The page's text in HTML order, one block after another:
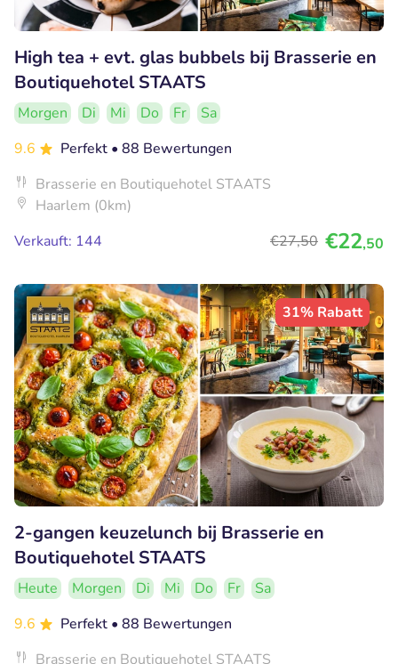
High tea + evt. glas bubbels bij Brasserie en
Boutiquehotel STAATS
Morgen Di Mi Do Fr
Sa
9.6
Perfekt • 88 Bewertungen
Brasserie en Boutiquehotel STAATS
Haarlem (0km)
Verkauft: 144
€27,50 €22,50
31% Rabatt
2-gangen keuzelunch bij Brasserie en
Boutiquehotel STAATS
Heute Morgen Di Mi Do Fr
Sa
9.6
Perfekt • 88 Bewertungen
Brasserie en Boutiquehotel STAATS